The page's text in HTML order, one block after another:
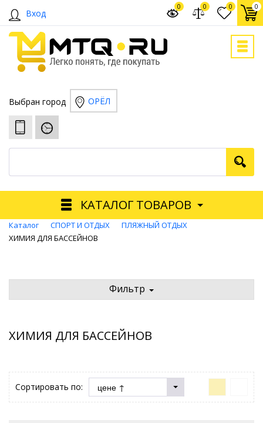
Вход
0 0
0 0
Выбран город ОРЁЛ
КАТАЛОГ ТОВАРОВ
Каталог СПОРТ И ОТДЫХ
ПЛЯЖНЫЙ ОТДЫХ
ХИМИЯ ДЛЯ БАССЕЙНОВ
Фильтр
ХИМИЯ ДЛЯ БАССЕЙНОВ
Сортировать по: